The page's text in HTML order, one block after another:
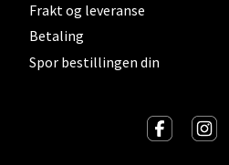
Frakt og leveranse
Betaling
Spor bestillingen din
Karlsøyveien 12, 9015 Tromsø